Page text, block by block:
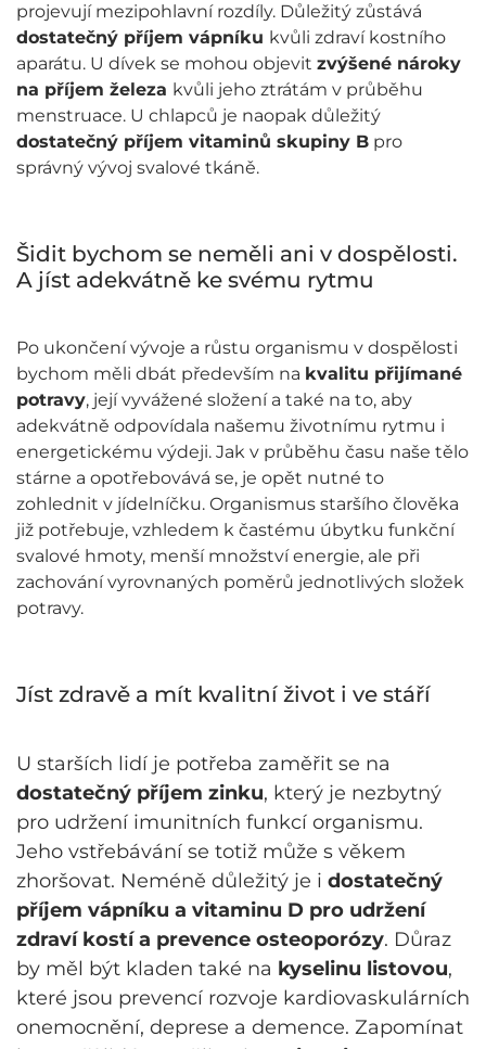
projevují mezipohlavní rozdíly. Důležitý zůstává
dostatečný příjem vápníku kvůli zdraví kostního
aparátu. U dívek se mohou objevit zvýšené nároky
na příjem železa kvůli jeho ztrátám v průběhu
menstruace. U chlapců je naopak důležitý
dostatečný příjem vitaminů skupiny B pro
správný vývoj svalové tkáně.
Šidit bychom se neměli ani v dospělosti.
A jíst adekvátně ke svému rytmu
Po ukončení vývoje a růstu organismu v dospělosti
bychom měli dbát především na kvalitu přijímané
potravy, její vyvážené složení a také na to, aby
adekvátně odpovídala našemu životnímu rytmu i
energetickému výdeji. Jak v průběhu času naše tělo
stárne a opotřebovává se, je opět nutné to
zohlednit v jídelníčku. Organismus staršího člověka
již potřebuje, vzhledem k častému úbytku funkční
svalové hmoty, menší množství energie, ale při
zachování vyrovnaných poměrů jednotlivých složek
potravy.
Jíst zdravě a mít kvalitní život i ve stáří
U starších lidí je potřeba zaměřit se na
dostatečný příjem zinku, který je nezbytný
pro udržení imunitních funkcí organismu.
Jeho vstřebávání se totiž může s věkem
zhoršovat. Neméně důležitý je i dostatečný
příjem vápníku a vitaminu D pro udržení
zdraví kostí a prevence osteoporózy. Důraz
by měl být kladen také na kyselinu listovou,
které jsou prevencí rozvoje kardiovaskulárních
onemocnění, deprese a demence. Zapomínat